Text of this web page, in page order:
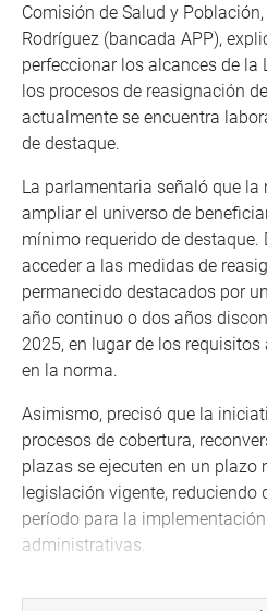
Comisión de Salud y
Rodríguez (bancada APP),
perfeccionar los alcances de
los procesos de reasignación
actualmente se encuentra
de destaque.
La parlamentaria señaló que
ampliar el universo de
mínimo requerido de destaque.
acceder a las medidas de
permanecido destacados por
año continuo o dos años
2025, en lugar de los
en la norma.
Asimismo, precisó que la
procesos de cobertura,
plazas se ejecuten en un plazo
legislación vigente, reduciendo
período para la
administrativas.